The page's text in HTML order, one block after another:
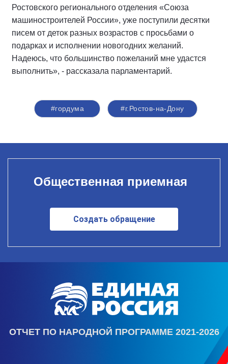
Ростовского регионального отделения «Союза
машиностроителей России», уже поступили десятки
писем от деток разных возрастов с просьбами о
подарках и исполнении новогодних желаний.
Надеюсь, что большинство пожеланий мне удастся
выполнить», - рассказала парламентарий.
#гордума #г.Ростов-на-Дону
Общественная приемная
Создать обращение
ОТЧЕТ ПО НАРОДНОЙ ПРОГРАММЕ 2021-2026